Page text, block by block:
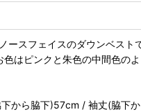
ースフェイスのダウンベス
はピンクと朱色の中間色の
から脇下)57cm / 袖丈(脇下